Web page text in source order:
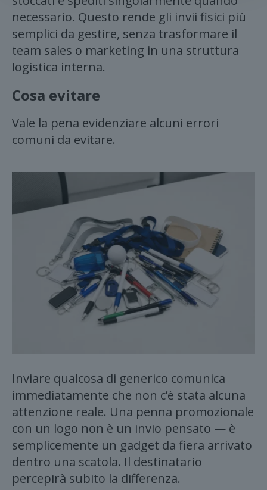
necessario. Questo rende gli invii fisici più
semplici da gestire, senza trasformare il
team sales o marketing in una struttura
logistica interna.
Cosa evitare
Vale la pena evidenziare alcuni errori
comuni da evitare.
Inviare qualcosa di generico comunica
immediatamente che non c’è stata alcuna
attenzione reale. Una penna promozionale
con un logo non è un invio pensato — è
semplicemente un gadget da fiera arrivato
dentro una scatola. Il destinatario
percepirà subito la differenza.